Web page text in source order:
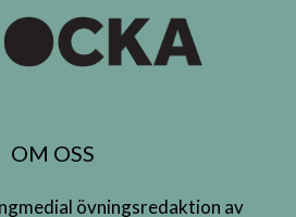
OM OSS
övningsredaktion av